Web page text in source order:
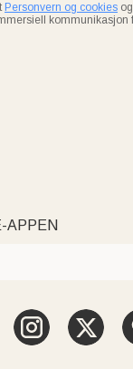
Personvern og cookies
kommunikasjon
APPEN